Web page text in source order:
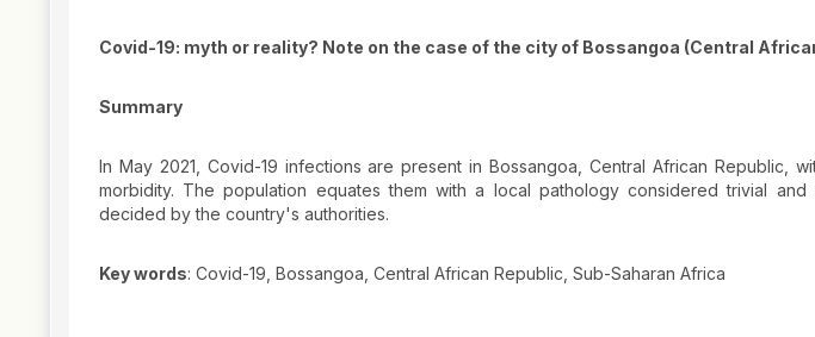
Covid-19: myth or reality? Note on the case of the city of Bossangoa (Central
Summary
In May 2021, Covid-19 infections are present in Bossangoa, Central African Republic,
morbidity. The population equates them with a local pathology considered trivial
decided by the country's authorities.
Key words: Covid-19, Bossangoa, Central African Republic, Sub-Saharan Africa